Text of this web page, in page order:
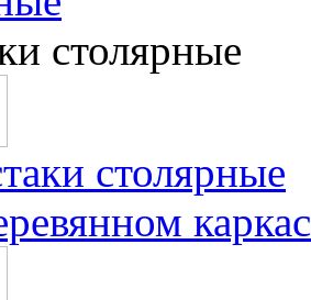
столярные
столярные